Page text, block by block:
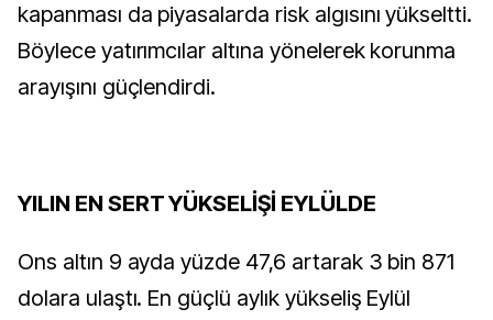
kapanması da piyasalarda risk algısını yükseltti.
Böylece yatırımcılar altına yönelerek korunma
arayışını güçlendirdi.
YILIN EN SERT YÜKSELİŞİ EYLÜLDE
Ons altın 9 ayda yüzde 47,6 artarak 3 bin 871
dolara ulaştı. En güçlü aylık yükseliş Eylül